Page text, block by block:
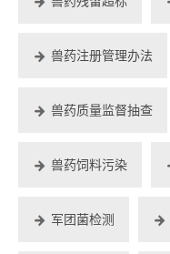
兽药注册管理办法
兽药质量监督抽查
兽药饲料污染
军团菌检测